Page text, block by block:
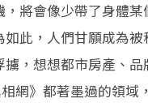
將會像少帶了身體某
此，人們甘願成為被
擄，想想都市房產、品
網》都著墨過的領域